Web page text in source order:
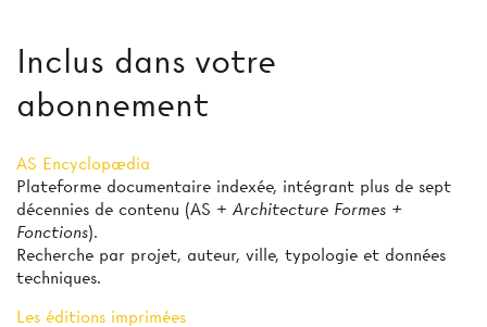
Inclus dans votre
abonnement
AS Encyclopædia
Plateforme documentaire indexée, intégrant plus de sept
décennies de contenu (AS + Architecture Formes +
Fonctions).
Recherche par projet, auteur, ville, typologie et données
techniques.
Les éditions imprimées